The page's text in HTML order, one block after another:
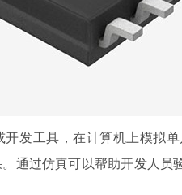
发工具，在计算机上模拟
通过仿真可以帮助开发人